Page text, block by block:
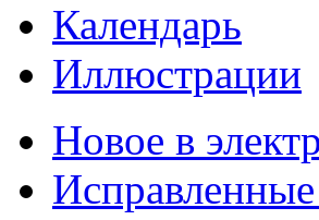
Календарь
Иллюстрации
Новое в
Исправленные